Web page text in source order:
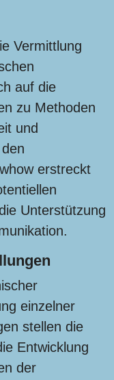
Vermittlung
auf die
zu Methoden
und
erstreckt
Unterstützung
einzelner
stellen die
Entwicklung
der